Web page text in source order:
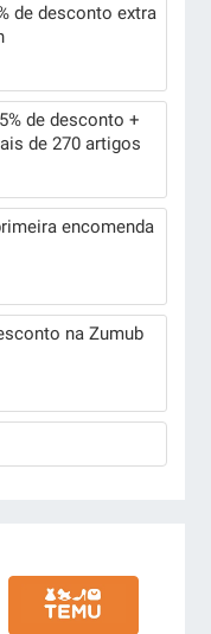
de desconto extra
de desconto +
de 270 artigos
encomenda
na Zumub